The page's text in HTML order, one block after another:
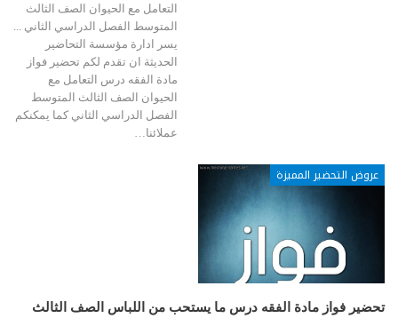
التعامل مع الحيوان الصف الثالث
المتوسط الفصل الدراسي الثاني ...
يسر ادارة مؤسسة التحاضير
الحديثة ان تقدم لكم تحضير فواز
مادة الفقه درس التعامل مع
الحيوان الصف الثالث المتوسط
الفصل الدراسي الثاني كما يمكنكم
عملائنا…
عروض التحضير المميزة
تحضير فواز مادة الفقه درس ما يستحب من اللباس الصف الثالث